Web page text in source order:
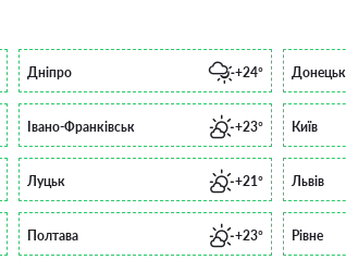
Дніпро +24° Донецьк
Івано-Франківськ +23° Київ
Луцьк +21° Львів
Полтава +23° Рівне